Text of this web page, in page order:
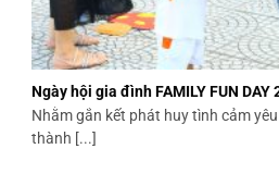
Ngày hội gia đình FAMILY FUN DAY
Nhằm gắn kết phát huy tình cảm
thành [...]